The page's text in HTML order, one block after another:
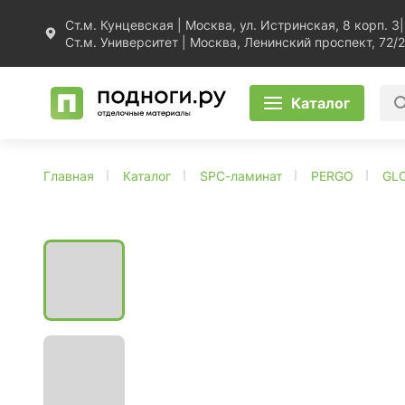
Ст.м. Кунцевская | Москва, ул. Истринская, 8 корп. 3
Ст.м. Университет | Москва, Ленинский проспект, 72/2
Каталог
Главная Каталог SPC-ламинат PERGO